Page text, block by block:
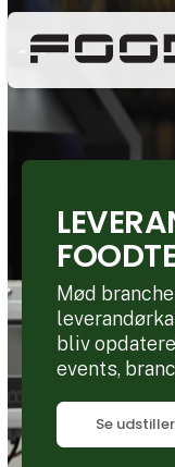
Mød
bliv
events,
Se